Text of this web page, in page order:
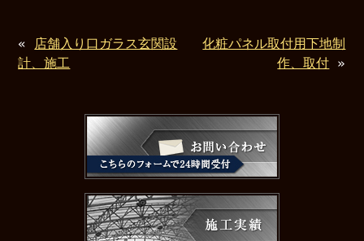
« 店舗入り口ガラス玄関設
計、施工
化粧パネル取付用下地制
作、取付 »